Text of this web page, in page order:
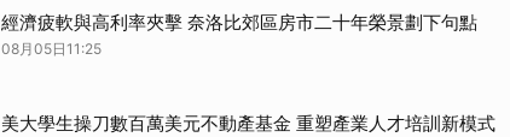
經濟疲軟與高利率夾擊 奈洛比郊區房市二十年榮景劃下句點
08月05日11:25
美大學生操刀數百萬美元不動產基金 重塑產業人才培訓新模式